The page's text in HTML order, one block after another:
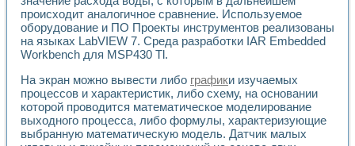
Исследование электромагнитных переходных процессов
Стенд для исследования электрических переходных
Автоматизация контроля сварных швов на базе
Измерительный контроль с применением
Моделирование надежности и эффективности систем
Лабораторные практикумы и учебные стенды
Автоматизация лабораторного стенда по измерению
Автоматизированные лабораторные комплексы для
Виртуальный прибор для исследования нелинейных
происходит аналогичное сравнение. Используемое
оборудование и ПО Проекты инструментов реализованы
на языках LabVIEW 7. Среда разработки IAR Embedded
Workbench для MSP430 Tl.
На экран можно вывести либо графики изучаемых
процессов и характеристик, либо схему, на основании
которой проводится математическое моделирование
выходного процесса, либо формулы, характеризующие
выбранную математическую модель. Датчик малых